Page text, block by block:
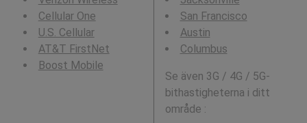
Cellular One
U.S. Cellular
AT&T FirstNet
Boost Mobile
San Francisco
Austin
Columbus
Se även 3G / 4G / 5G-
bithastigheterna i ditt
område :